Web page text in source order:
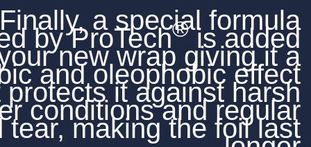
Finally, a
engineered by ProTech
over your new
hydrophobic and
that protects it
weather conditions
wear and tear, making